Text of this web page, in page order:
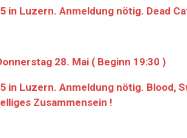
Luzern. Anmeldung nötig. Dead
28. Mai ( Beginn 19:30 )
Luzern. Anmeldung nötig. Blood,
Zusammensein !